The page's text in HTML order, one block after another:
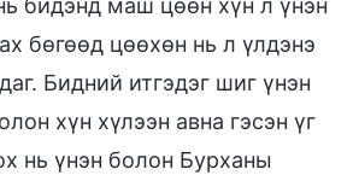
бөгөөд цөөхөн нь л үлдэнэ
Бидний итгэдэг шиг үнэн
хүн хүлээн авна гэсэн үг
нь үнэн болон Бурханы